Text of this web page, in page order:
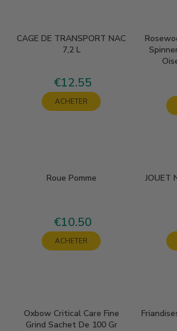
CAGE DE TRANSPORT NAC
7,2 L
Price
€12.55
ACHETER
Roue Pomme
Price
€10.50
ACHETER
JOUET
Oxbow Critical Care Fine
Grind Sachet De 100 Gr